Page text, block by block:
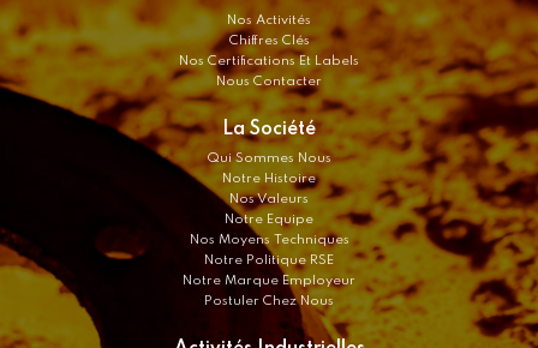
Nos Activités
Chiffres Clés
Nos Certifications Et Labels
Nous Contacter
La Société
Qui Sommes Nous
Notre Histoire
Nos Valeurs
Notre Equipe
Nos Moyens Techniques
Notre Politique RSE
Notre Marque Employeur
Postuler Chez Nous